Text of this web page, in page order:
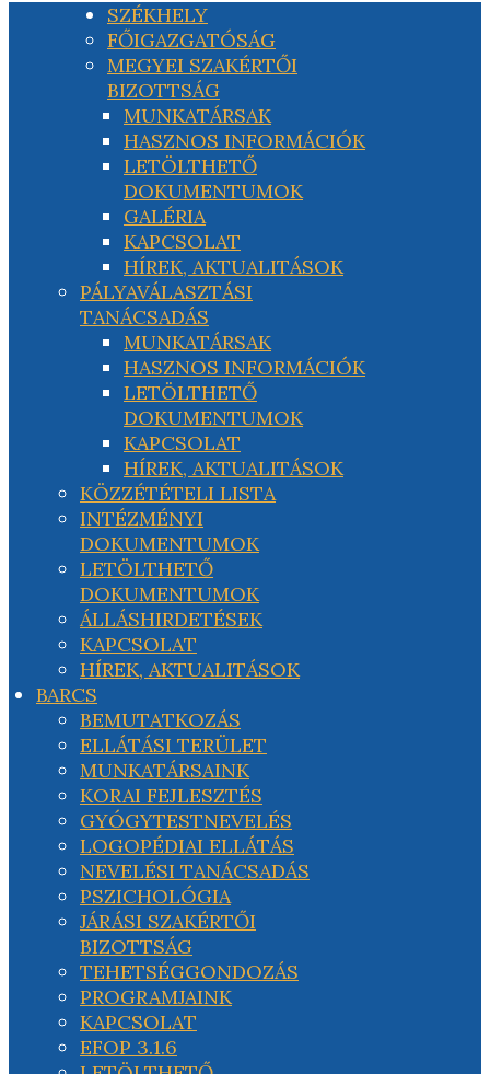
SZÉKHELY
FŐIGAZGATÓSÁG
MEGYEI SZAKÉRTŐI
BIZOTTSÁG
MUNKATÁRSAK
HASZNOS INFORMÁCIÓK
LETÖLTHETŐ
DOKUMENTUMOK
GALÉRIA
KAPCSOLAT
HÍREK, AKTUALITÁSOK
PÁLYAVÁLASZTÁSI
TANÁCSADÁS
MUNKATÁRSAK
HASZNOS INFORMÁCIÓK
LETÖLTHETŐ
DOKUMENTUMOK
KAPCSOLAT
HÍREK, AKTUALITÁSOK
KÖZZÉTÉTELI LISTA
INTÉZMÉNYI
DOKUMENTUMOK
LETÖLTHETŐ
DOKUMENTUMOK
ÁLLÁSHIRDETÉSEK
KAPCSOLAT
HÍREK, AKTUALITÁSOK
BARCS
BEMUTATKOZÁS
ELLÁTÁSI TERÜLET
MUNKATÁRSAINK
KORAI FEJLESZTÉS
GYÓGYTESTNEVELÉS
LOGOPÉDIAI ELLÁTÁS
NEVELÉSI TANÁCSADÁS
PSZICHOLÓGIA
JÁRÁSI SZAKÉRTŐI
BIZOTTSÁG
TEHETSÉGGONDOZÁS
PROGRAMJAINK
KAPCSOLAT
EFOP 3.1.6